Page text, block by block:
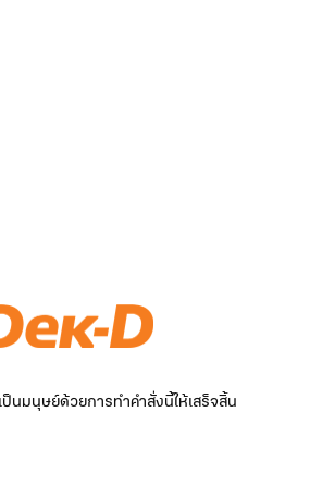
นมนุษย์ด้วยการทำคำสั่งนี้ให้เสร็จสิ้น